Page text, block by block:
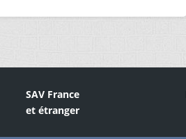
SAV France
et étranger